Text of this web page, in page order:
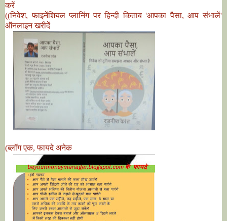
करें
((निवेश, फाइनेंशियल प्लानिंग पर हिन्दी किताब 'आपका पैसा, आप संभालें'
ऑनलाइन खरीदें
(ब्लॉग एक, फायदे अनेक